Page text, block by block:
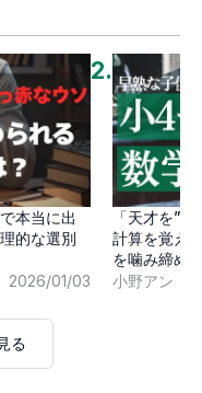
本当に出
的な選別
2026/01/03
2.
「天才を”
計算を覚え
を噛み締め
小野アン
る